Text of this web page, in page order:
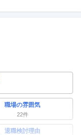
職場の雰囲気
22件
退職検討理由